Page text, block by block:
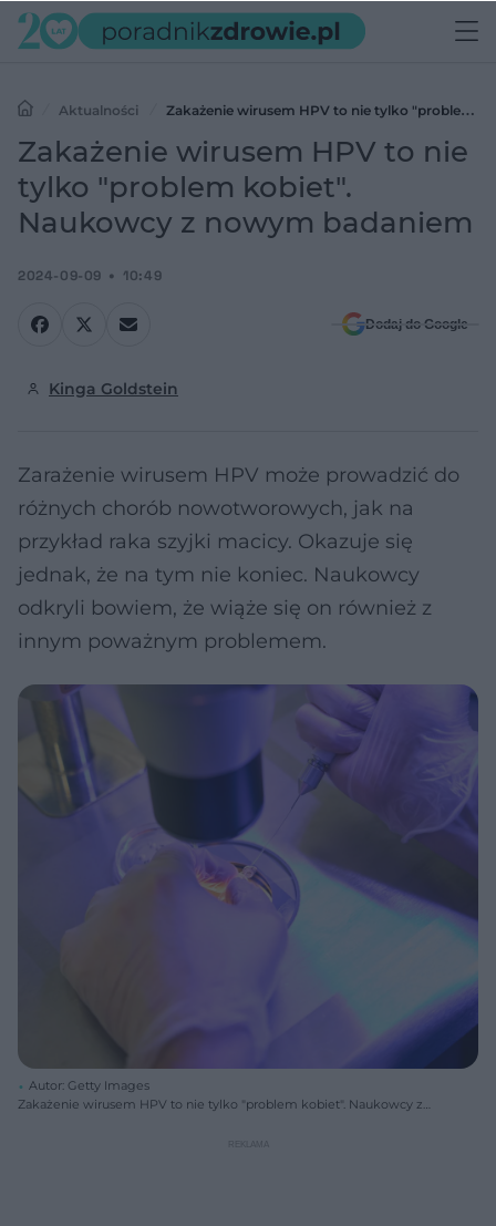
Aktualności
Zakażenie wirusem HPV to nie tylko "problem
kobiet". Naukowcy z nowym badaniem
Zakażenie wirusem HPV to nie
tylko "problem kobiet".
Naukowcy z nowym badaniem
2024-09-09 10:49
Dodaj do Google
Kinga Goldstein
Zarażenie wirusem HPV może prowadzić do
różnych chorób nowotworowych, jak na
przykład raka szyjki macicy. Okazuje się
jednak, że na tym nie koniec. Naukowcy
odkryli bowiem, że wiąże się on również z
innym poważnym problemem.
Autor: Getty Images
Zakażenie wirusem HPV to nie tylko "problem kobiet". Naukowcy z